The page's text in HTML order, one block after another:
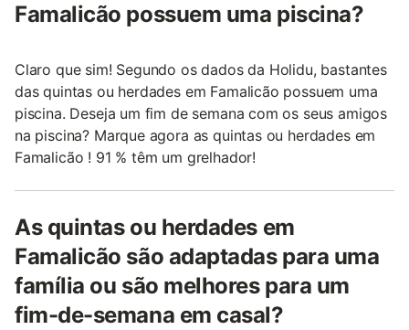
Famalicão possuem uma piscina?
Claro que sim! Segundo os dados da Holidu, bastantes
das quintas ou herdades em Famalicão possuem uma
piscina. Deseja um fim de semana com os seus amigos
na piscina? Marque agora as quintas ou herdades em
Famalicão ! 91 % têm um grelhador!
As quintas ou herdades em
Famalicão são adaptadas para uma
família ou são melhores para um
fim-de-semana em casal?